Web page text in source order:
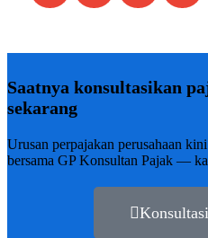
Saatnya konsultasikan
sekarang
Urusan perpajakan perusahaan
bersama GP Konsultan Pajak —